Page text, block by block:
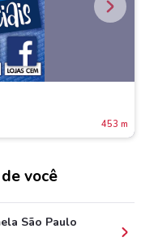
453 m
você
São Paulo